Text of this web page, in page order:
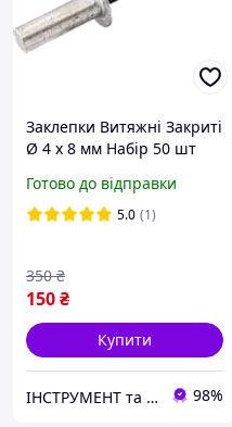
Заклепки Витяжні Закриті
Ø 4 х 8 мм Набір 50 шт
Готово до відправки
5.0 (1)
150₴
350 ₴
Купити
ІНСТРУМЕНТ та МЕТИЗИ 98%